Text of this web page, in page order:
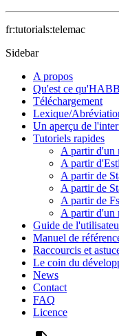
fr:tutorials:telemac
Sidebar
A propos
Qu'est ce
Téléchargement
Lexique/
Un aperçu de
Tutoriels rapides
A partir
A partir
A partir de
A partir de
A partir de
A partir
Guide de
Manuel de
Raccourcis et
Le coin du
News
Contact
FAQ
Licence